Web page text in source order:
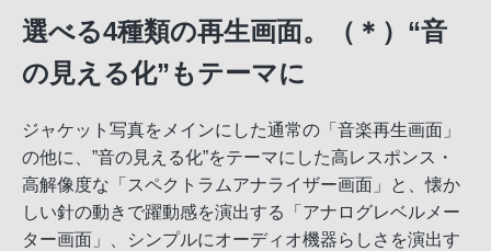
選べる4種類の再生画面。（＊）“音
の見える化”もテーマに
ジャケット写真をメインにした通常の「音楽再生画面」
の他に、”音の見える化”をテーマにした高レスポンス・
高解像度な「スペクトラムアナライザー画面」と、懐か
しい針の動きで躍動感を演出する「アナログレベルメー
ター画面」、シンプルにオーディオ機器らしさを演出す